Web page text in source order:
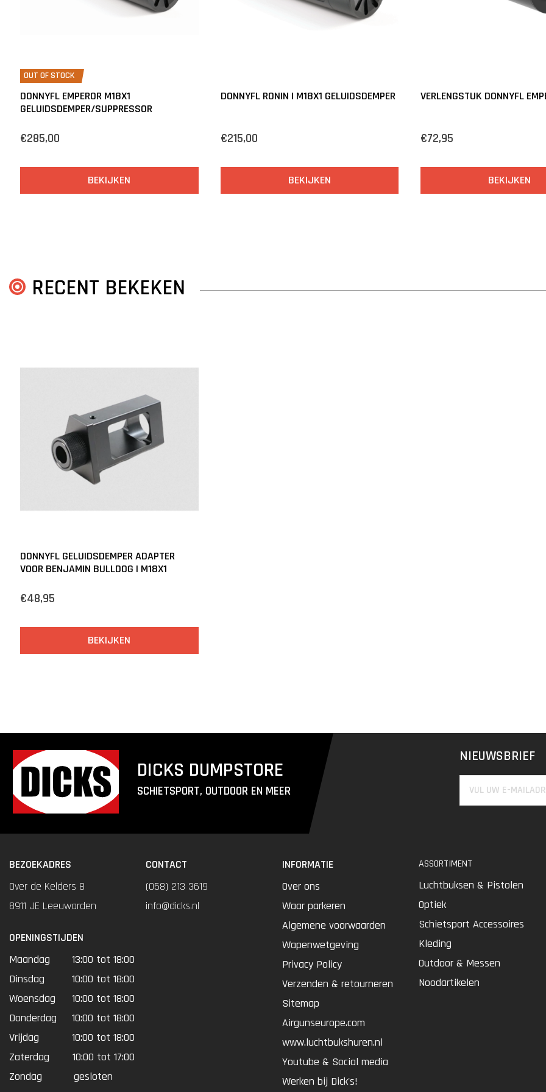
OUT OF STOCK
DONNYFL EMPEROR M18X1
GELUIDSDEMPER/SUPPRESSOR
€285,00
BEKIJKEN
DONNYFL RONIN | M18X1 GELUIDSDEMPER
€215,00
BEKIJKEN
VERLENGSTUK DONNYFL
€72,95
BEKIJKEN
RECENT BEKEKEN
DONNYFL GELUIDSDEMPER ADAPTER
VOOR BENJAMIN BULLDOG | M18X1
€48,95
BEKIJKEN
DICKS DUMPSTORE
SCHIETSPORT, OUTDOOR EN MEER
NIEUWSBRIEF
BEZOEKADRES
Over de Kelders 8
8911 JE Leeuwarden
OPENINGSTIJDEN
Maandag
13:00 tot 18:00
Dinsdag
10:00 tot 18:00
Woensdag
10:00 tot 18:00
Donderdag
10:00 tot 18:00
Vrijdag
10:00 tot 18:00
Zaterdag
10:00 tot 17:00
Zondag
gesloten
CONTACT
(058) 213 3619
info@dicks.nl
INFORMATIE
Over ons
Waar parkeren
Algemene voorwaarden
Wapenwetgeving
Privacy Policy
Verzenden & retourneren
Sitemap
Airgunseurope.com
www.luchtbukshuren.nl
Youtube & Social media
Werken bij Dick's!
ASSORTIMENT
Luchtbuksen & Pistolen
Optiek
Schietsport Accessoires
Kleding
Outdoor & Messen
Noodartikelen